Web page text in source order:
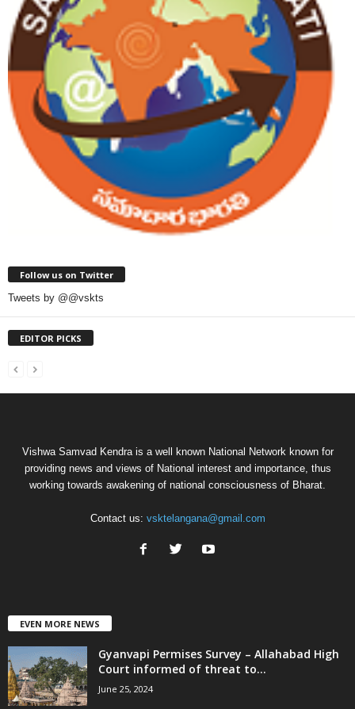
Follow us on Twitter
Tweets by @@vskts
EDITOR PICKS
Vishwa Samvad Kendra is a well known National Network known for
providing news and views of National interest and importance, thus
working towards awakening of national consciousness of Bharat.
Contact us: vsktelangana@gmail.com
EVEN MORE NEWS
Gyanvapi Permises Survey – Allahabad High
Court informed of threat to...
June 25, 2024